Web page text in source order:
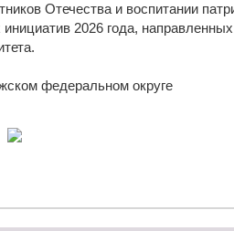
Отечества и воспитании
2026 года,
федеральном округе